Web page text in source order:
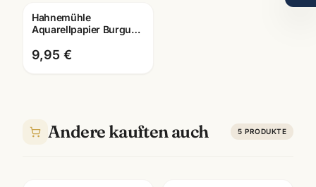
Hahnemühle
Aquarellpapier Burgund
Blatt naturweiss rau
9,95 €
Andere kauften auch 5 PRODUKTE